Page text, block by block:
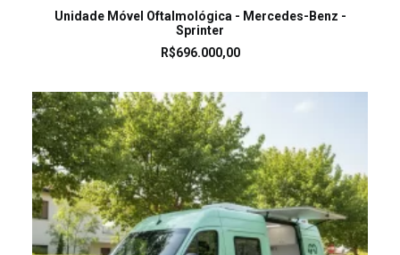
LEIA MAIS
Unidade Móvel Oftalmológica - Mercedes-Benz -
Sprinter
R$696.000,00